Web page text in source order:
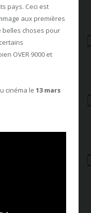
pays. Ceci est
aux premières
belles choses pour
OVER 9000 et
cinéma le 13 mars